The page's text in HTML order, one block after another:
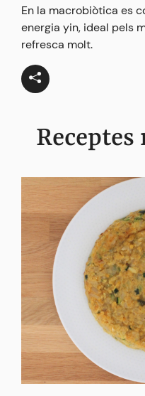
En la macrobiòtica es
energia yin, ideal pels
refresca molt.